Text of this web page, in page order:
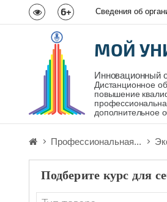
6+ Сведения об
МОЙ
Инновационный
Дистанционное
повышение
дополнительное
Профессиональная...
Подберите курс для